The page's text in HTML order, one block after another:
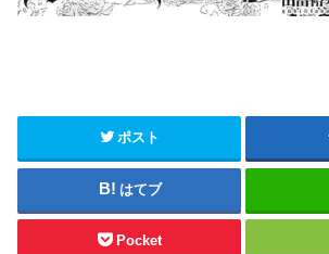
ポスト
はてブ
Pocket